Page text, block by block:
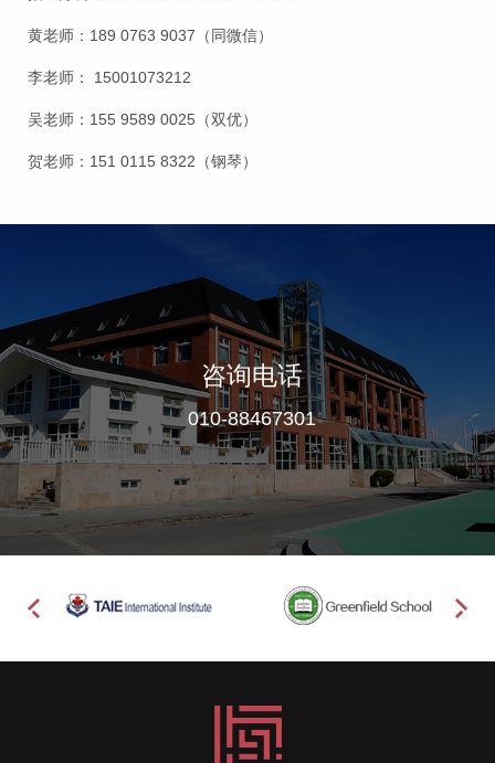
黄老师：189 0763 9037（同微信）
李老师： 15001073212
吴老师：155 9589 0025（双优）
贺老师：151 0115 8322（钢琴）
咨询电话
010-88467301